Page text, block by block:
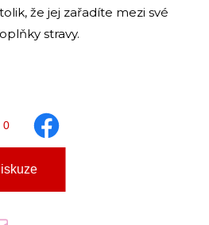
že jej zařadíte mezi své
stravy.
0